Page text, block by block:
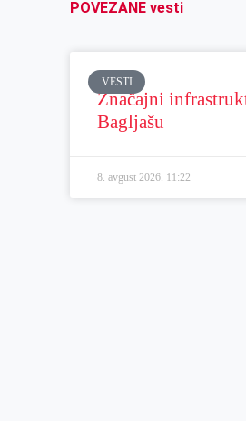
POVEZANE vesti
VESTI
Značajni
Bagljašu
8. avgust 2026. 11:22